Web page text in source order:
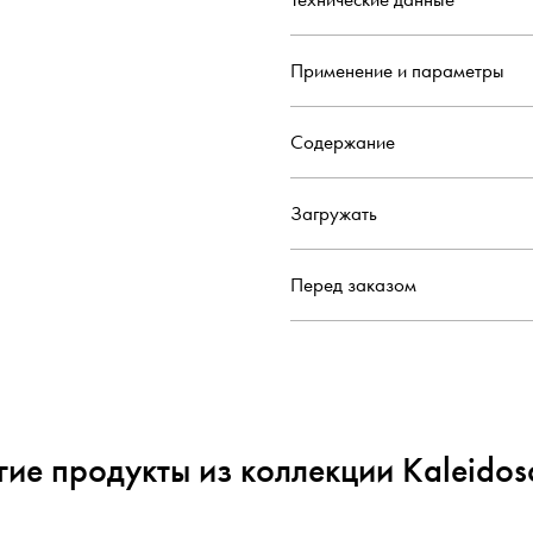
Применение и параметры
Содержание
Загружать
Перед заказом
продукты из коллекции